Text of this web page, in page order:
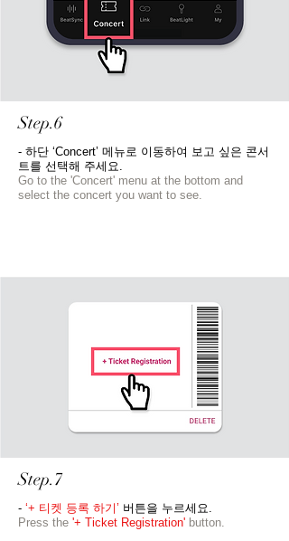
Step.6
- 하단 ‘Concert’ 메뉴로 이동하여 보고 싶은 콘서
트를 선택해 주세요.
Go to the 'Concert' menu at the bottom and
select the concert you want to see.
Step.7
- ‘+ 티켓 등록 하기’ 버튼을 누르세요.
Press the '+ Ticket Registration' button.